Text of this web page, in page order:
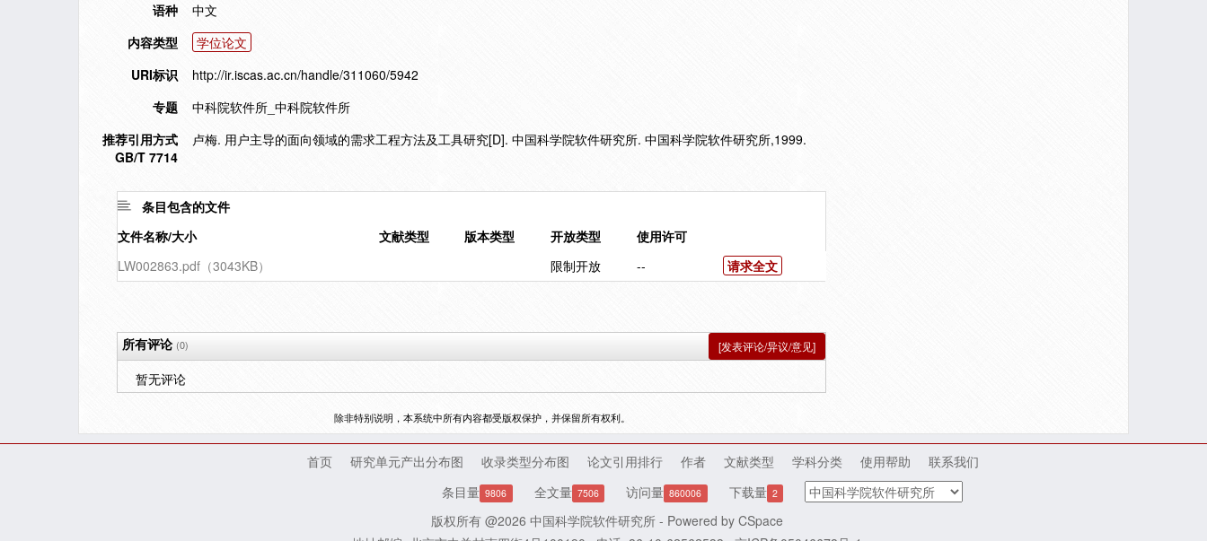
语种
中文
内容类型
学位论文
URI标识
http://ir.iscas.ac.cn/handle/311060/5942
专题
中科院软件所_中科院软件所
推荐引用方式
GB/T 7714
卢梅. 用户主导的面向领域的需求工程方法及工具研究[D]. 中国科学院软件研究所. 中国科学院软件研究所,1999.
条目包含的文件
文件名称/大小
文献类型 版本类型 开放类型
使用许可
LW002863.pdf（3043KB）
限制开放 -- 请求全文
所有评论(0) [发表评论/异议/意见]
暂无评论
除非特别说明，本系统中所有内容都受版权保护，并保留所有权利。
首页 研究单元产出分布图 收录类型分布图 论文引用排行 作者 文献类型 学科分类 使用帮助
联系我们
条目量 9806 全文量 7506 访问量 860006 下载量 2
版权所有 @2026 中国科学院软件研究所 - Powered by CSpace